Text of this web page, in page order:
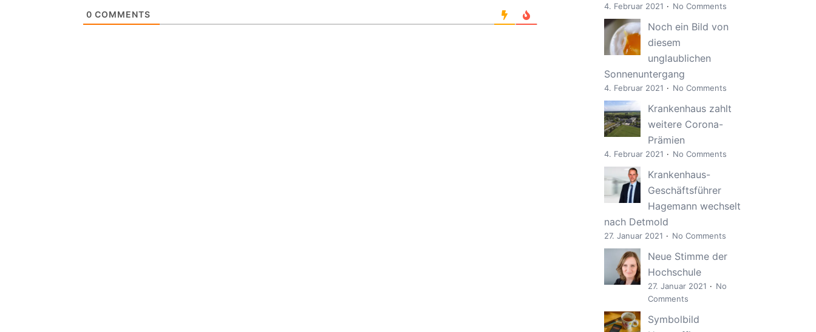
0 COMMENTS
4. Februar 2021 No Comments
Noch ein Bild von
diesem
unglaublichen
Sonnenuntergang
4. Februar 2021 No Comments
Krankenhaus zahlt
weitere Corona-
Prämien
4. Februar 2021 No Comments
Krankenhaus-
Geschäftsführer
Hagemann wechselt
nach Detmold
27. Januar 2021 No Comments
Neue Stimme der
Hochschule
27. Januar 2021
No
Comments
Symbolbild